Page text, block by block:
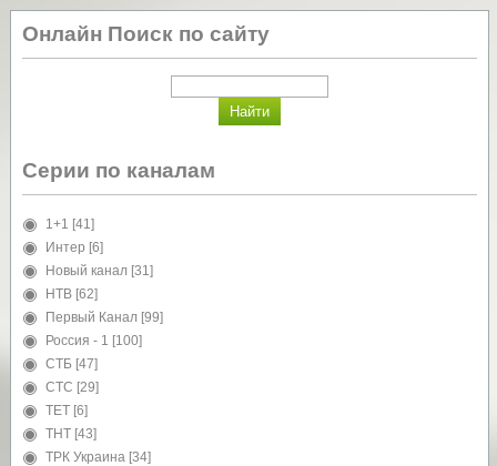
Онлайн Поиск по сайту
Серии по каналам
1+1 [41]
Интер [6]
Новый канал [31]
НТВ [62]
Первый Канал [99]
Россия - 1 [100]
СТБ [47]
СТС [29]
ТЕТ [6]
ТНТ [43]
ТРК Украина [34]